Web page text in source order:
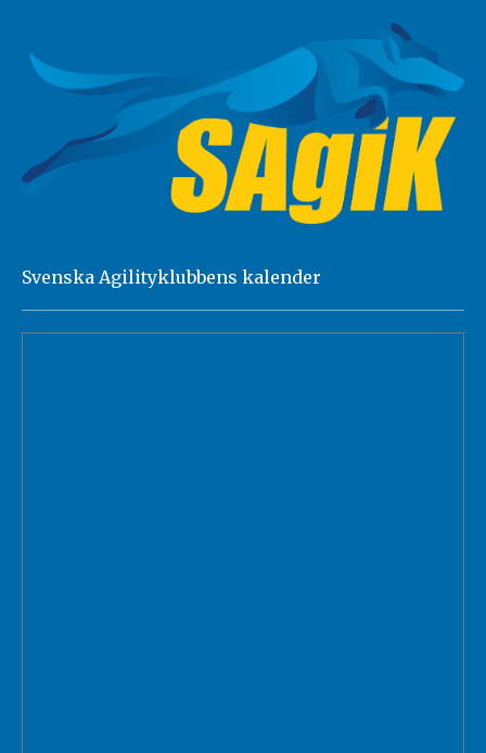
Svenska Agilityklubbens kalender